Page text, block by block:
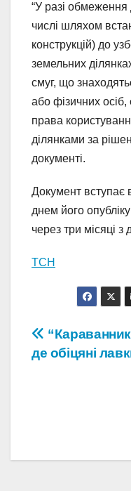
“У разі
числі шляхом
конструкцій) до
земельних
смуг, що
або фізичних
права
ділянками за
документі.
Документ вступає
днем ​​його
через три місяці
ТСН
записів
де обіцяні